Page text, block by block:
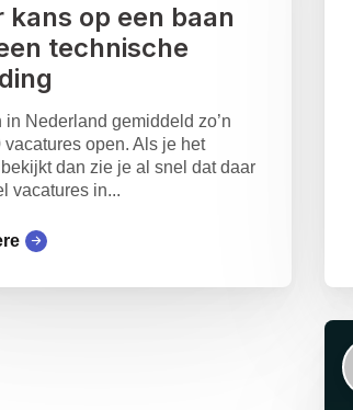
kans op een baan
technische
in Nederland gemiddeld zo’n
vacatures open. Als je het
dan zie je al snel dat daar
vacatures in...